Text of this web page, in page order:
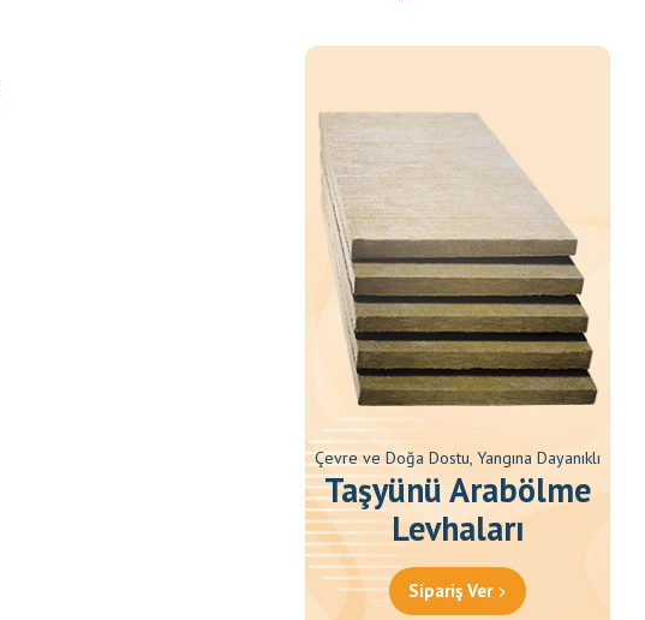
Çevre ve Doğa Dostu, Yangına Dayanıklı
Taşyünü Arabölme
Levhaları
Sipariş Ver